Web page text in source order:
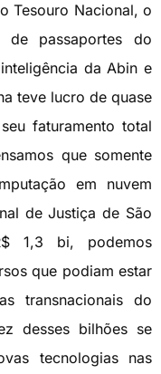
Tesouro Nacional, o
de passaportes do
da Abin e
teve lucro de quase
faturamento total
que somente
em nuvem
de Justiça de São
1,3 bi, podemos
que podiam estar
transnacionais do
desses bilhões se
tecnologias nas